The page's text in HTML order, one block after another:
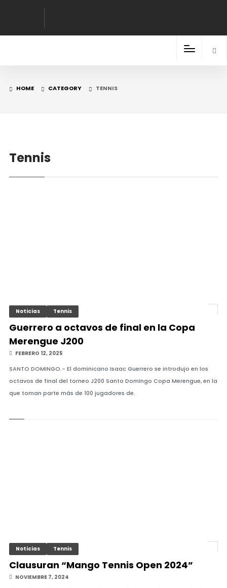
HOME CATEGORY TENNIS
Tennis
Noticias Tennis
Guerrero a octavos de final en la Copa
Merengue J200
FEBRERO 12, 2025
SANTO DOMINGO.- El dominicano Isaac Guerrero se introdujo en los
octavos de final del torneo J200 Santo Domingo Copa Merengue, en la
que toman parte más de 100 jugadores de.
Noticias Tennis
Clausuran “Mango Tennis Open 2024”
NOVIEMBRE 7, 2024